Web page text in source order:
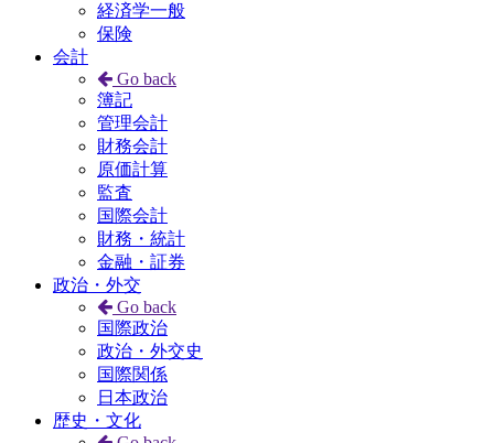
経済学一般
保険
会計
Go back
簿記
管理会計
財務会計
原価計算
監査
国際会計
財務・統計
金融・証券
政治・外交
Go back
国際政治
政治・外交史
国際関係
日本政治
歴史・文化